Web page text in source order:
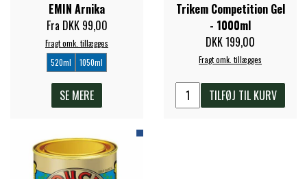
EMIN Arnika
Fra DKK 99,00
Fragt omk. tillægges
520ml
1050ml
SE MERE
Trikem Competition Gel
- 1000ml
DKK 199,00
Fragt omk. tillægges
TILFØJ TIL KURV